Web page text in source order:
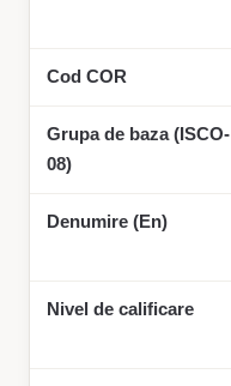
Cod COR
Grupa de baza (ISCO-
08)
Denumire (En)
Nivel de calificare